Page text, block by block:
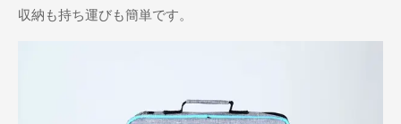
収納も持ち運びも簡単です。